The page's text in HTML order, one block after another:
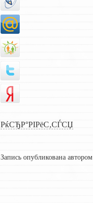
РќСЂР°РІРёС‚СЃСЏ
Запись опубликована автором